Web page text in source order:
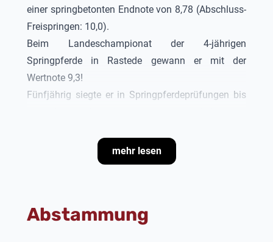
einer springbetonten Endnote von 8,78 (Abschluss-
Freispringen: 10,0).
Beim Landeschampionat der 4-jährigen
Springpferde in Rastede gewann er mit der
Wertnote 9,3!
Fünfjährig siegte er in Springpferdeprüfungen bis
fünfjährigen Springpferdes.
2015 war er mehrfach siegreich in
Qualifikationsspringen. Bei den
mehr lesen
Abstammung